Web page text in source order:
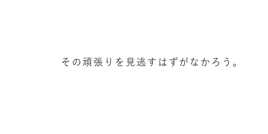
その頑張りを見逃すはずがなかろう。